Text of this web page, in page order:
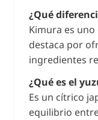
¿Qué
Kimura es
destaca por
ingredientes
¿Qué es el
Es un cítrico
equilibrio